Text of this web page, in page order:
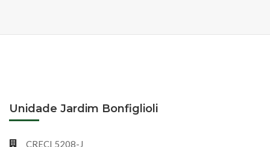
Unidade Jardim Bonfiglioli
CRECI 5208-J